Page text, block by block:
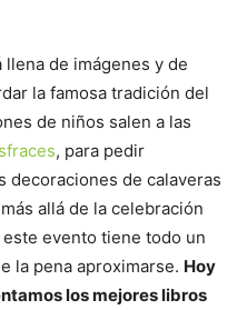
llena de imágenes y de
la famosa tradición del
de niños salen a las
, para pedir
decoraciones de calaveras
allá de la celebración
evento tiene todo un
la pena aproximarse. Hoy
los mejores libros